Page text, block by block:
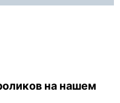
на нашем